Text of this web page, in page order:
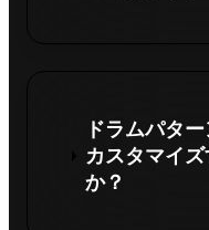
ドラムパタ
カスタマイ
か？